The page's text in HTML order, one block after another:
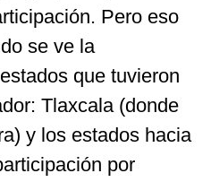
Pero eso
se ve la
que tuvieron
Tlaxcala (donde
y los estados hacia
por